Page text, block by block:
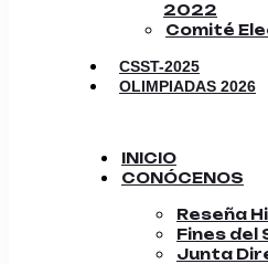
2022
Comité
CSST-2025
OLIMPIADAS 2026
INICIO
CONÓCENOS
Reseña
Fines del
Junta